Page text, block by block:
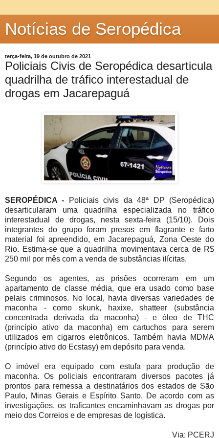
Notícias de Seropédica
terça-feira, 19 de outubro de 2021
Policiais Civis de Seropédica desarticula
quadrilha de tráfico interestadual de
drogas em Jacarepaguá
SEROPÉDICA -
Policiais civis da 48ª DP (Seropédica)
desarticularam uma quadrilha especializada no tráfico
interestadual de drogas, nesta sexta-feira (15/10). Dois
integrantes do grupo foram presos em flagrante e farto
material foi apreendido, em Jacarepaguá, Zona Oeste do
Rio. Estima-se que a quadrilha movimentava cerca de R$
250 mil por mês com a venda de substâncias ilícitas.
Segundo os agentes, as prisões ocorreram em um
apartamento de classe média, que era usado como base
pelais criminosos. No local, havia diversas variedades de
maconha - como skunk, haxixe, shatteer (substância
concentrada derivada da maconha) - e óleo de THC
(princípio ativo da maconha) em cartuchos para serem
utilizados em cigarros eletrônicos. Também havia MDMA
(princípio ativo do Ecstasy) em depósito para venda.
O imóvel era equipado com estufa para produção de
maconha. Os policiais encontraram diversos pacotes já
prontos para remessa a destinatários dos estados de São
Paulo, Minas Gerais e Espírito Santo. De acordo com as
investigações, os traficantes encaminhavam as drogas por
meio dos Correios e de empresas de logística.
Via: PCERJ